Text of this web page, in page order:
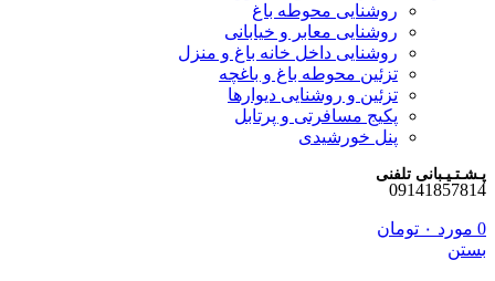
روشنایی محوطه باغ
روشنایی معابر و خیابانی
روشنایی داخل خانه باغ و منزل
تزئین محوطه باغ و باغچه
تزئین و روشنایی دیوارها
پکیج مسافرتی و پرتابل
پنل خورشیدی
پـشـتـیـبانی تلفنی
09141857814
0 مورد ۰ تومان
بستن